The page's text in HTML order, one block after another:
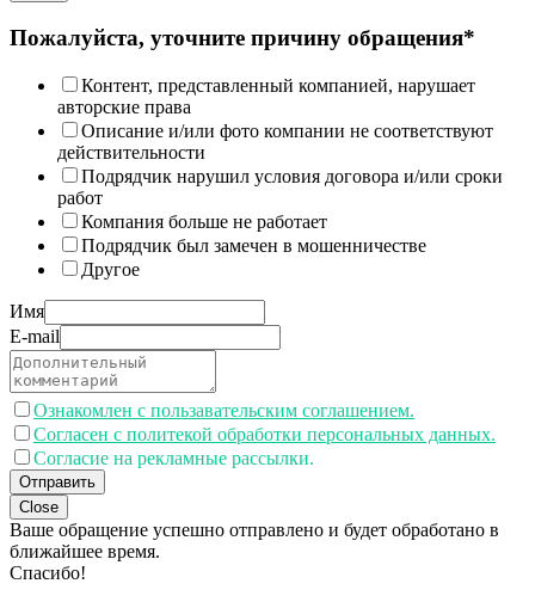
Пожалуйста, уточните причину обращения*
Контент, представленный компанией, нарушает
авторские права
Описание и/или фото компании не соответствуют
действительности
Подрядчик нарушил условия договора и/или сроки
работ
Компания больше не работает
Подрядчик был замечен в мошенничестве
Другое
Имя
E-mail
Ознакомлен с пользавательским соглашением.
Согласен с политекой обработки персональных данных.
Согласие на рекламные рассылки.
Отправить
Close
Ваше обращение успешно отправлено и будет обработано в
ближайшее время.
Спасибо!